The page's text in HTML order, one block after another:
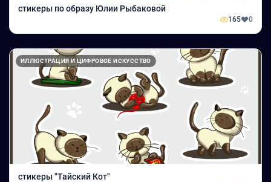
стикеры по образу Юлии Рыбаковой
165 0
ИЛЛЮСТРАЦИЯ И ЦИФРОВОЕ ИСКУССТВО
стикеры "Тайский Кот"